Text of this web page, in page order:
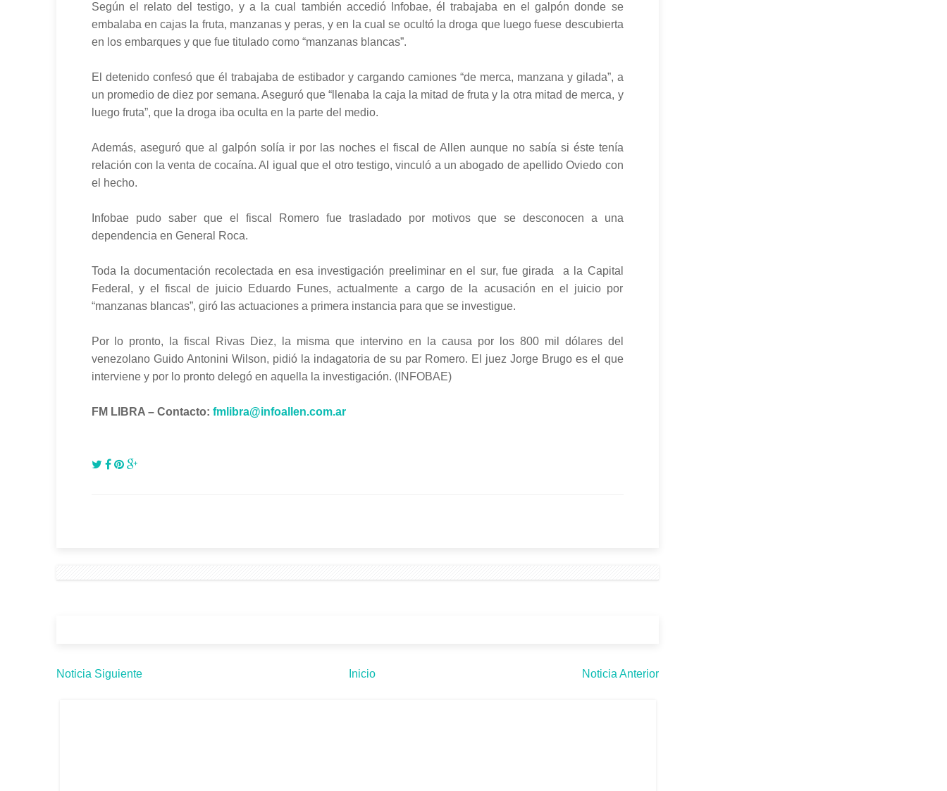
Según el relato del testigo, y a la cual también accedió Infobae, él trabajaba en el galpón donde se
embalaba en cajas la fruta, manzanas y peras, y en la cual se ocultó la droga que luego fuese descubierta
en los embarques y que fue titulado como “manzanas blancas”.
El detenido confesó que él trabajaba de estibador y cargando camiones “de merca, manzana y gilada”, a
un promedio de diez por semana. Aseguró que “llenaba la caja la mitad de fruta y la otra mitad de merca, y
luego fruta”, que la droga iba oculta en la parte del medio.
Además, aseguró que al galpón solía ir por las noches el fiscal de Allen aunque no sabía si éste tenía
relación con la venta de cocaína. Al igual que el otro testigo, vinculó a un abogado de apellido Oviedo con
el hecho.
Infobae pudo saber que el fiscal Romero fue trasladado por motivos que se desconocen a una
dependencia en General Roca.
Toda la documentación recolectada en esa investigación preeliminar en el sur, fue girada a la Capital
Federal, y el fiscal de juicio Eduardo Funes, actualmente a cargo de la acusación en el juicio por
“manzanas blancas”, giró las actuaciones a primera instancia para que se investigue.
Por lo pronto, la fiscal Rivas Diez, la misma que intervino en la causa por los 800 mil dólares del
venezolano Guido Antonini Wilson, pidió la indagatoria de su par Romero. El juez Jorge Brugo es el que
interviene y por lo pronto delegó en aquella la investigación. (INFOBAE)
FM LIBRA – Contacto: fmlibra@infoallen.com.ar
Noticia Siguiente Inicio Noticia Anterior